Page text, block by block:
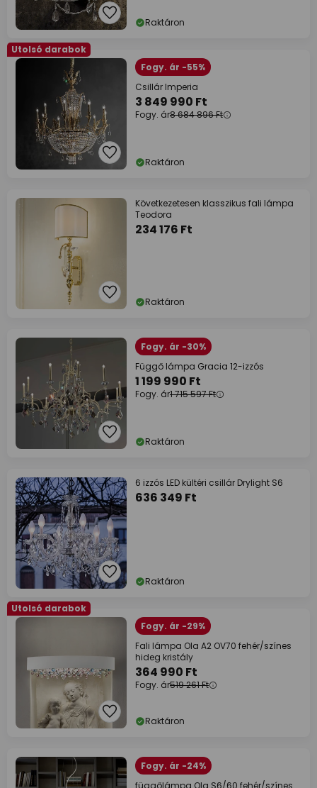
Raktáron
Utolsó darabok
Fogy. ár -55%
Csillár Imperia
3 849 990 Ft
Fogy. ár8 684 896 Ft
Raktáron
Következetesen klasszikus fali lámpa
Teodora
234 176 Ft
Raktáron
Fogy. ár -30%
Függő lámpa Gracia 12-izzós
1 199 990 Ft
Fogy. ár1 715 597 Ft
Raktáron
6 izzós LED kültéri csillár Drylight S6
636 349 Ft
Raktáron
Utolsó darabok
Fogy. ár -29%
Fali lámpa Ola A2 OV70 fehér/színes
hideg kristály
364 990 Ft
Fogy. ár519 261 Ft
Raktáron
Fogy. ár -24%
függőlámpa Ola S6/60 fehér/színes